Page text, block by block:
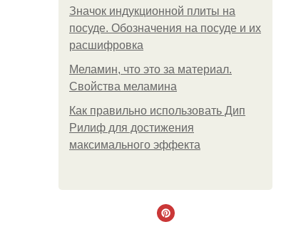
Значок индукционной плиты на
посуде. Обозначения на посуде и их
расшифровка
Меламин, что это за материал.
Свойства меламина
Как правильно использовать Дип
Рилиф для достижения
максимального эффекта